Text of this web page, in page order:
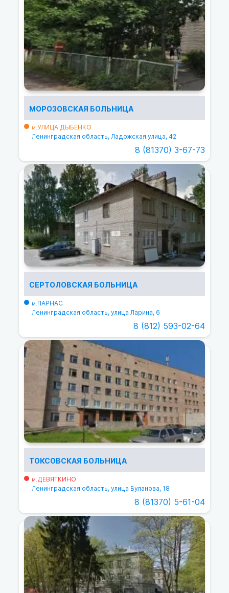
МОРОЗОВСКАЯ БОЛЬНИЦА
м.УЛИЦА ДЫБЕНКО
Ленинградская область, Ладожская улица, 42
8 (81370) 3-67-73
СЕРТОЛОВСКАЯ БОЛЬНИЦА
м.ПАРНАС
Ленинградская область, улица Ларина, 6
8 (812) 593-02-64
ТОКСОВСКАЯ БОЛЬНИЦА
м.ДЕВЯТКИНО
Ленинградская область, улица Буланова, 18
8 (81370) 5-61-04